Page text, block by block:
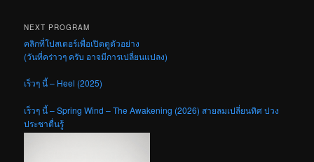
NEXT PROGRAM
คลิกที่โปสเตอร์เพื่อเปิดดูตัวอย่าง
(วันที่คร่าวๆ ครับ อาจมีการเปลี่ยนแปลง)
เร็วๆ นี้ – Heel (2025)
เร็วๆ นี้ – Spring Wind – The Awakening (2026) สายลมเปลี่ยนทิศ ปวง
ประชาตื่นรู้